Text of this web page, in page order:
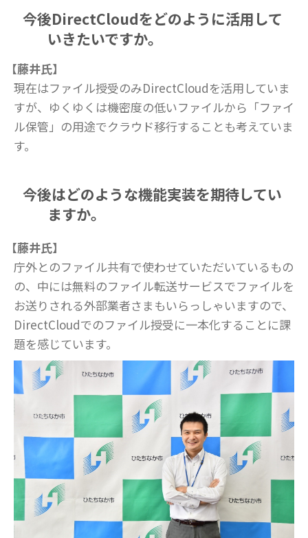
今後DirectCloudをどのように活用して
いきたいですか。
【藤井氏】
現在はファイル授受のみDirectCloudを活用していま
すが、ゆくゆくは機密度の低いファイルから「ファイ
ル保管」の用途でクラウド移行することも考えていま
す。
今後はどのような機能実装を期待してい
ますか。
【藤井氏】
庁外とのファイル共有で使わせていただいているもの
の、中には無料のファイル転送サービスでファイルを
お送りされる外部業者さまもいらっしゃいますので、
DirectCloudでのファイル授受に一本化することに課
題を感じています。